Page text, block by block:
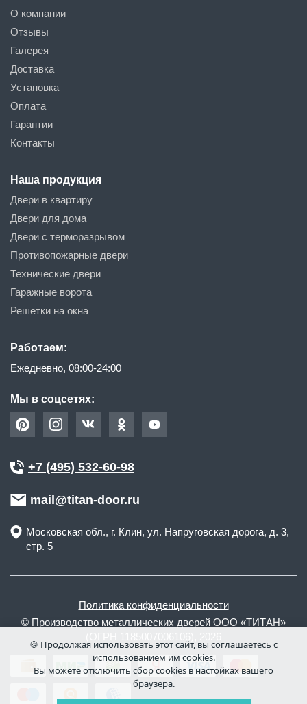
О компании
Отзывы
Галерея
Доставка
Установка
Оплата
Гарантии
Контакты
Наша продукция
Двери в квартиру
Двери для дома
Двери с терморазрывом
Противопожарные двери
Технические двери
Гаражные ворота
Решетки на окна
Работаем:
Ежедневно, 08:00-24:00
Мы в соцсетях:
+7 (495) 532-60-98
mail@titan-door.ru
Московская обл., г. Клин, ул. Напруговская дорога, д. 3,
стр. 5
Политика конфиденциальности
© Производство металлических дверей ООО «ТИТАН»
🍪 Продолжая использовать этот сайт, вы соглашаетесь с
использованием им cookies.
Вы можете отключить сбор cookies в настойках вашего
браузера.